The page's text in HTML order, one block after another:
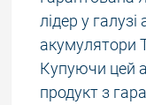
лідер у
акумулятори
Купуючи цей
продукт з